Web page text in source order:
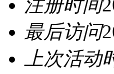
注册时间
最后访问
上次活动